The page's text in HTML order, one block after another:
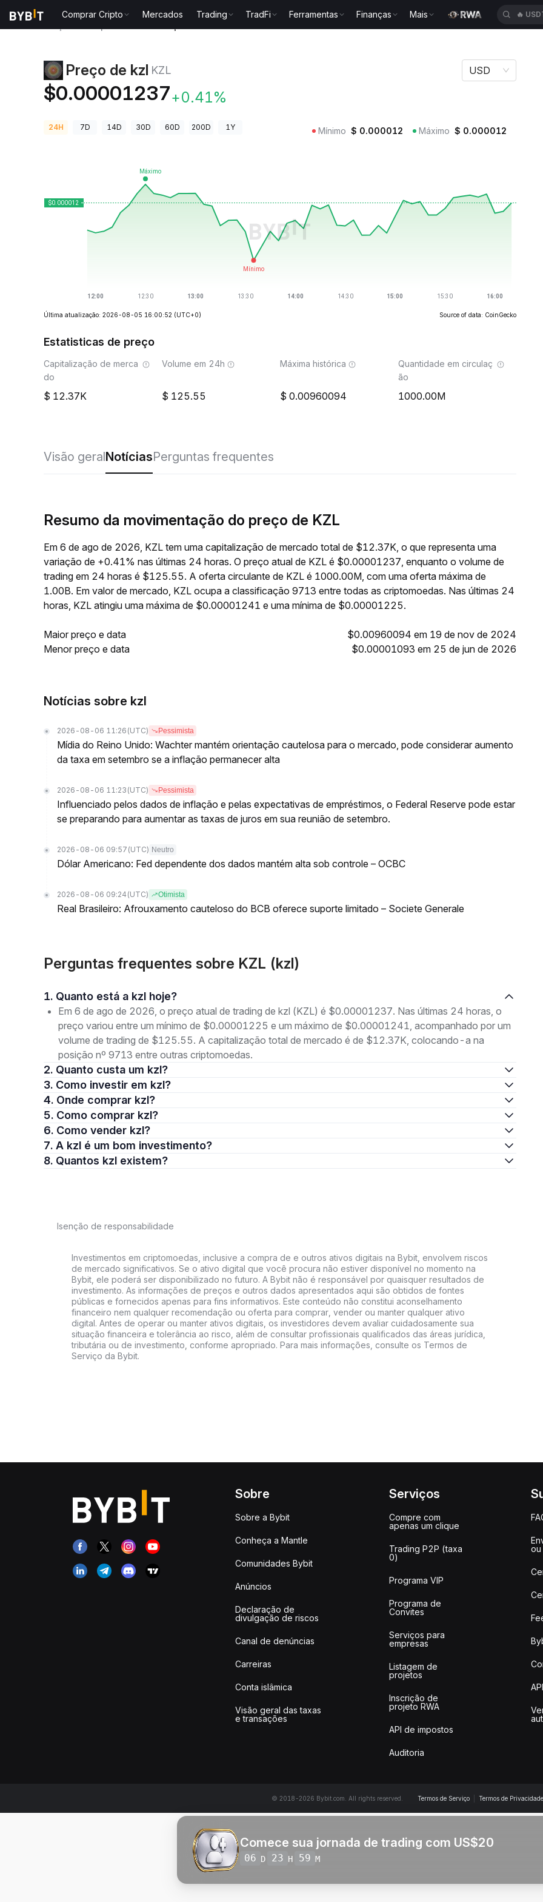
Comprar Cripto Mercados Trading TradFi Ferramentas Finanças Mais 🔥
Preço de kzl KZL
$0.00001237+0.41%
USD
24H 7D 14D 30D 60D 200D 1Y Mínimo $ 0.000012 Máximo $ 0.000012
Última atualização: 2026-08-05 16:00:52 (UTC+0) Source of data: CoinGecko
Estatisticas de preço
Capitalização de merca
do
12.37K
Volume em 24h
125.55
Máxima histórica
0.00960094
Quantidade em circulaç
ão
1000.00M
Visão geralNotíciasPerguntas frequentes
Resumo da movimentação do preço de KZL
Em 6 de ago de 2026, KZL tem uma capitalização de mercado total de $12.37K, o que representa uma
variação de +0.41% nas últimas 24 horas. O preço atual de KZL é $0.00001237, enquanto o volume de
trading em 24 horas é $125.55. A oferta circulante de KZL é 1000.00M, com uma oferta máxima de
1.00B. Em valor de mercado, KZL ocupa a classificação 9713 entre todas as criptomoedas. Nas últimas 24
horas, KZL atingiu uma máxima de $0.00001241 e uma mínima de $0.00001225.
Maior preço e data
$0.00960094 em 19 de nov de 2024
Menor preço e data
$0.00001093 em 25 de jun de 2026
Notícias sobre kzl
2026-08-06 11:26 (UTC) Pessimista
Mídia do Reino Unido: Wachter mantém orientação cautelosa para o mercado, pode considerar aumento
da taxa em setembro se a inflação permanecer alta
2026-08-06 11:23 (UTC) Pessimista
Influenciado pelos dados de inflação e pelas expectativas de empréstimos, o Federal Reserve pode estar
se preparando para aumentar as taxas de juros em sua reunião de setembro.
2026-08-06 09:57 (UTC) Neutro
Dólar Americano: Fed dependente dos dados mantém alta sob controle – OCBC
2026-08-06 09:24 (UTC) Otimista
Real Brasileiro: Afrouxamento cauteloso do BCB oferece suporte limitado – Societe Generale
Perguntas frequentes sobre KZL (kzl)
1. Quanto está a kzl hoje?
Em 6 de ago de 2026, o preço atual de trading de kzl (KZL) é $0.00001237. Nas últimas 24 horas, o
preço variou entre um mínimo de $0.00001225 e um máximo de $0.00001241, acompanhado por um
volume de trading de $125.55. A capitalização total de mercado é de $12.37K, colocando-a na
posição nº 9713 entre outras criptomoedas.
2. Quanto custa um kzl?
3. Como investir em kzl?
4. Onde comprar kzl?
5. Como comprar kzl?
6. Como vender kzl?
7. A kzl é um bom investimento?
8. Quantos kzl existem?
Isenção de responsabilidade
Investimentos em criptomoedas, inclusive a compra de e outros ativos digitais na Bybit, envolvem riscos
de mercado significativos. Se o ativo digital que você procura não estiver disponível no momento na
Bybit, ele poderá ser disponibilizado no futuro. A Bybit não é responsável por quaisquer resultados de
investimento. As informações de preços e outros dados apresentados aqui são obtidos de fontes
públicas e fornecidos apenas para fins informativos. Este conteúdo não constitui aconselhamento
financeiro nem qualquer recomendação ou oferta para comprar, vender ou manter qualquer ativo
digital. Antes de operar ou manter ativos digitais, os investidores devem avaliar cuidadosamente sua
situação financeira e tolerância ao risco, além de consultar profissionais qualificados das áreas jurídica,
tributária ou de investimento, conforme apropriado. Para mais informações, consulte os Termos de
Serviço da Bybit.
Sobre
Sobre a Bybit
Conheça a Mantle
Comunidades Bybit
Anúncios
Declaração de
divulgação de riscos
Canal de denúncias
Carreiras
Conta islâmica
Visão geral das taxas
e transações
Serviços
Compre com
apenas um clique
Trading P2P (taxa
0)
Programa VIP
Programa de
Convites
Serviços para
empresas
Listagem de
projetos
Inscrição de
projeto RWA
API de impostos
Auditoria
ou
API
© 2018-2026 Bybit.com. All rights reserved. Termos de Serviço Termos de Privacidade
Comece sua jornada de trading com US$20
06 D 23 H 59 M